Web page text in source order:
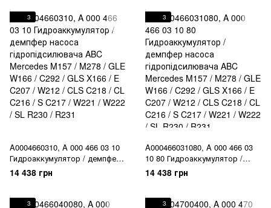
S C217/W222 / B W247 / GLC
X253 / CLS C257 / AMG-GT
R190/ X290 / G W463
3
A0004660310, A 000 466 03 10
Гидроаккумулятор / демпфер
насоса гідропідсилювача ABC
Mercedes M157 / M278 / GLE
C207 / W212 / CLS C218 / CL
14 438 грн
3
A000466031080, A 000 466 03
10 80 Гидроаккумулятор /
демпфер насоса
гідропідсилювача ABC
W166 / C292 / GLS X166 / E
14 438 грн
3 3